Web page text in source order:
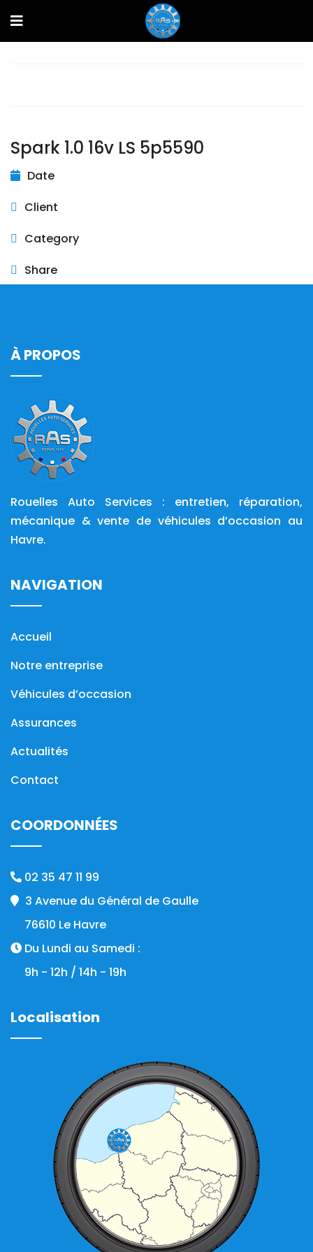
Spark 1.0 16v LS 5p5590
Date
Client
Category
Share
À PROPOS
Rouelles Auto Services : entretien, réparation,
mécanique & vente de véhicules d’occasion au
Havre.
NAVIGATION
Accueil
Notre entreprise
Véhicules d’occasion
Assurances
Actualités
Contact
COORDONNÉES
02 35 47 11 99
3 Avenue du Général de Gaulle
76610 Le Havre
Du Lundi au Samedi :
9h - 12h / 14h - 19h
Localisation